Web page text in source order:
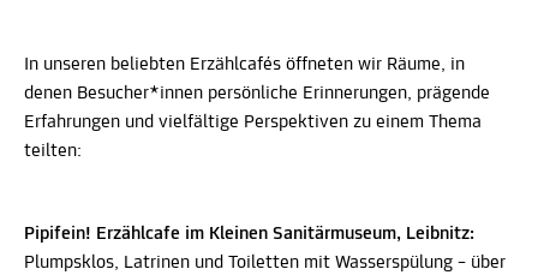
In unseren beliebten Erzählcafés öffneten wir Räume, in
denen Besucher*innen persönliche Erinnerungen, prägende
Erfahrungen und vielfältige Perspektiven zu einem Thema
teilten:
Pipifein! Erzählcafe im Kleinen Sanitärmuseum, Leibnitz:
Plumpsklos, Latrinen und Toiletten mit Wasserspülung – über